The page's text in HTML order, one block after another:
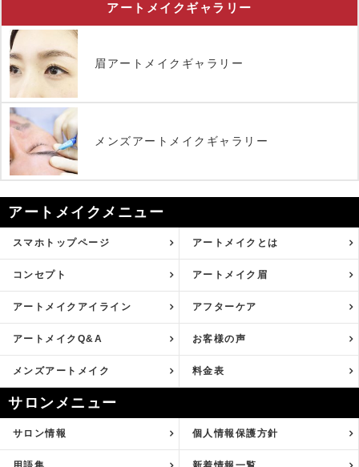
アートメイクギャラリー
眉アートメイクギャラリー
メンズアートメイクギャラリー
アートメイクメニュー
スマホトップページ アートメイクとは
コンセプト アートメイク眉
アートメイクアイライン アフターケア
アートメイクQ&A お客様の声
メンズアートメイク 料金表
サロンメニュー
サロン情報 個人情報保護方針